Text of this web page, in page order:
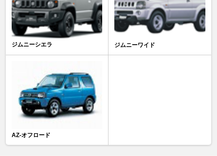
ジムニーシエラ ジムニーワイド
AZ-オフロード